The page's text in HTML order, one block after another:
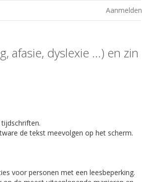
Aanmelden
afasie, dyslexie ...) en zin
de tekst meevolgen op het scherm.
voor personen met een leesbeperking.